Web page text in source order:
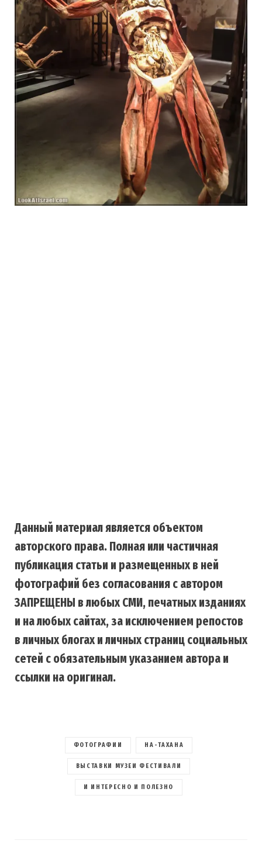
Данный материал является объектом
авторского права. Полная или частичная
публикация статьи и размещенных в ней
фотографий без согласования с автором
ЗАПРЕЩЕНЫ в любых СМИ, печатных изданиях
и на любых сайтах, за исключением репостов
в личных блогах и личных страниц социальных
сетей с обязательным указанием автора и
ссылки на оригинал.
ФОТОГРАФИИ HA-ТАХАНА
ВЫСТАВКИ МУЗЕИ ФЕСТИВАЛИ
И ИНТЕРЕСНО И ПОЛЕЗНО